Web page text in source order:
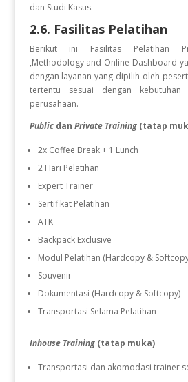
dan Studi Kasus.
2.6. Fasilitas Pelatihan
Berikut ini Fasilitas Pelatihan
,Methodology and Online Dashboard
dengan layanan yang dipilih oleh
tertentu sesuai dengan
perusahaan.
Publicdan Private Training (tatap
2x Coffee Break + 1 Lunch
2 Hari Pelatihan
Expert Trainer
Sertifikat Pelatihan
ATK
Backpack Exclusive
Modul Pelatihan (Hardcopy &
Souvenir
Dokumentasi (Hardcopy & Softcopy)
Transportasi Selama Pelatihan
Inhouse Training (tatap muka)
Transportasi dan akomodasi trainer